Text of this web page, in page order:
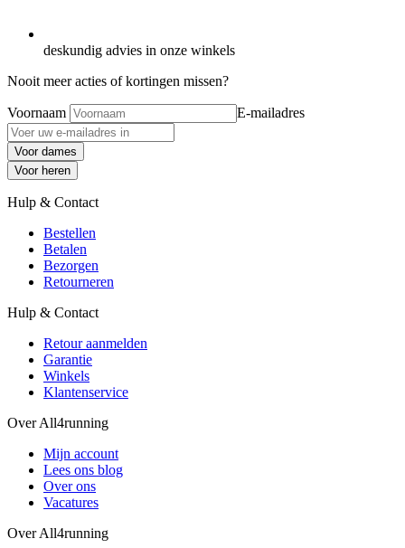
deskundig advies in onze winkels
Nooit meer acties of kortingen missen?
Voornaam E-mailadres
Voor dames
Voor heren
Hulp & Contact
Bestellen
Betalen
Bezorgen
Retourneren
Hulp & Contact
Retour aanmelden
Garantie
Winkels
Klantenservice
Over All4running
Mijn account
Lees ons blog
Over ons
Vacatures
Over All4running